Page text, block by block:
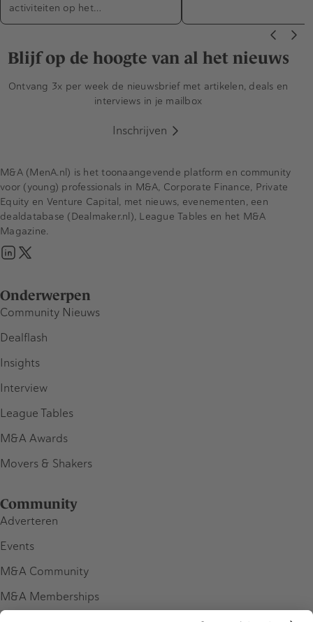
activiteiten op het…
Blijf op de hoogte van al het nieuws
Ontvang 3x per week de nieuwsbrief met artikelen, deals en
interviews in je mailbox
Inschrijven
Onderwerpen
Community Nieuws
Dealflash
Insights
Interview
League Tables
M&A Awards
Movers & Shakers
Community
Adverteren
Events
M&A Community
M&A Memberships
M&A (MenA.nl) is het toonaangevende platform en community
voor (young) professionals in M&A, Corporate Finance, Private
Equity en Venture Capital, met nieuws, evenementen, een
dealdatabase (Dealmaker.nl), League Tables en het M&A
Magazine.